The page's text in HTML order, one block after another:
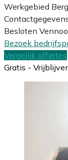
Werkgebied
Besloten
Bezoek
Vergelijk offertes
Gratis -